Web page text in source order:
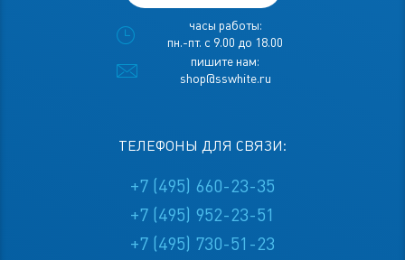
часы работы:
пн.-пт. с 9.00 до 18.00
пишите нам:
shop@sswhite.ru
ТЕЛЕФОНЫ ДЛЯ СВЯЗИ:
+7 (495) 660-23-35
+7 (495) 952-23-51
+7 (495) 730-51-23